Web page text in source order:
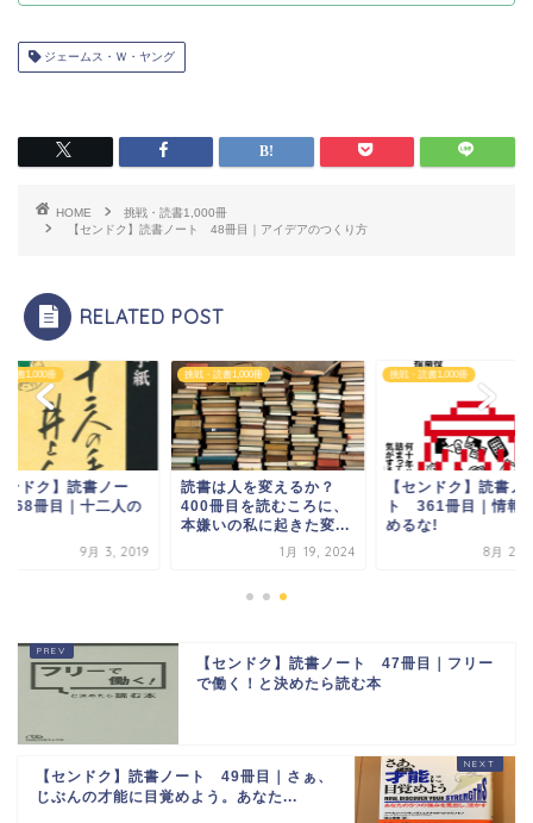
ジェームス・Ｗ・ヤング
HOME
挑戦・読書1,000冊
【センドク】読書ノート 48冊目｜アイデアのつくり方
RELATED POST
読書1,000冊
ンドク】読書ノー
冊目｜十二人の
9月 3, 2019
挑戦・読書1,000冊
読書は人を変えるか？
400冊目を読むころに、
本嫌いの私に起きた変...
1月 19, 2024
挑戦・読書1,000冊
【センドク】読書ノ
ト 361冊目｜情報
めるな!
8月 27,
【センドク】読書ノート 47冊目｜フリー
で働く！と決めたら読む本
【センドク】読書ノート 49冊目｜さぁ、
じぶんの才能に目覚めよう。あなた...